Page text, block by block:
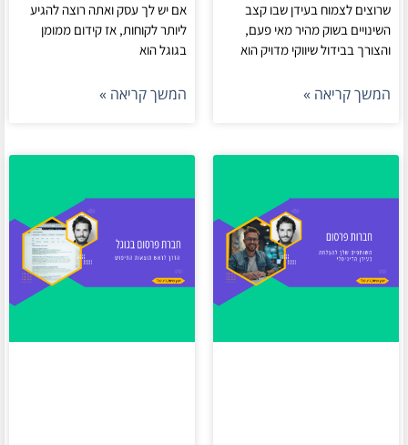
שרוצים לצמוח בעידן שבו קצב
השינויים בשוק מהיר מאי פעם,
והצורך בבידול שיווקי מדויק הוא
המשך קריאה »
אם יש לך עסק ואתה רוצה להגיע
ליותר לקוחות, אז קידום ממומן
בגוגל הוא
המשך קריאה »